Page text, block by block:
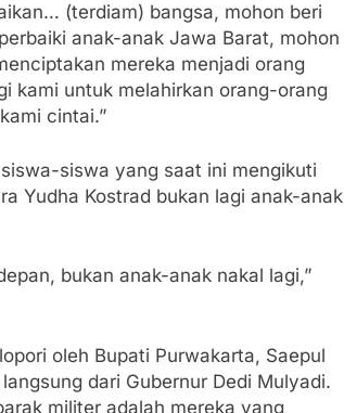
(terdiam) bangsa, mohon beri
anak-anak Jawa Barat, mohon
mereka menjadi orang
kami untuk melahirkan orang-orang
cintai.”
siswa yang saat ini mengikuti
Yudha Kostrad bukan lagi anak-anak
bukan anak-anak nakal lagi,”
oleh Bupati Purwakarta, Saepul
dari Gubernur Dedi Mulyadi.
militer adalah mereka yang